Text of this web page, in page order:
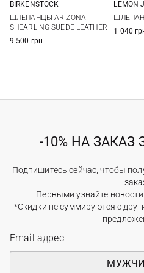
40
BIRKENSTOCK
ШЛЕПАНЦЫ ARIZONA
SHEARLING SUEDE LEATHER
9 500 грн
LEMON
1 040
-10% НА
Подпишитесь сейчас, чтобы
Первыми узнайте
*Скидки не суммируются с